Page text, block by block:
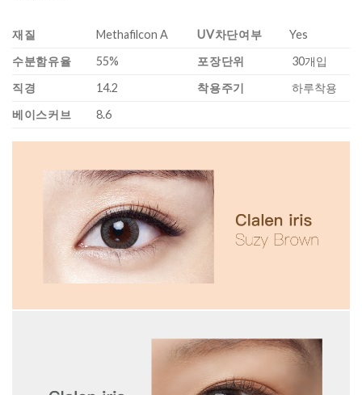
재질 Methafilcon A UV차단여부
Yes
수분함유율
55% 포장단위
30개입
직경
14.2 착용주기
하루착용
베이스커브
8.6